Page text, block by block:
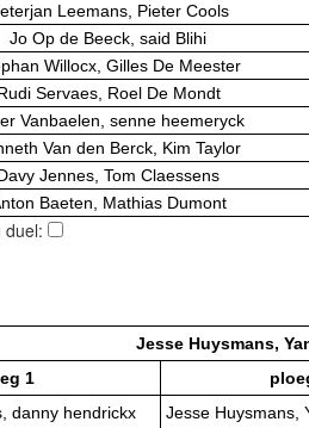
Leemans, Pieter Cools
Jo Op de Beeck, said Blihi
Willocx, Gilles De Meester
Servaes, Roel De Mondt
Vanbaelen, senne heemeryck
Van den Berck, Kim Taylor
Jennes, Tom Claessens
Baeten, Mathias Dumont
duel:
Jesse Huysmans,
1
danny hendrickx
Jesse Huysmans,